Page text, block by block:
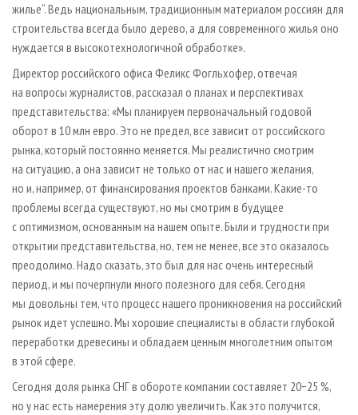
жилье“. Ведь национальным, традиционным материалом россиян для
строительства всегда было дерево, а для современного жилья оно
нуждается в высокотехнологичной обработке».
Директор российского офиса Феликс Фогльхофер, отвечая
на вопросы журналистов, рассказал о планах и перспективах
представительства: «Мы планируем первоначальный годовой
оборот в 10 млн евро. Это не предел, все зависит от российского
рынка, который постоянно меняется. Мы реалистично смотрим
на ситуацию, а она зависит не только от нас и нашего желания,
но и, например, от финансирования проектов банками. Какие-то
проблемы всегда существуют, но мы смотрим в будущее
с оптимизмом, основанным на нашем опыте. Были и трудности при
открытии представительства, но, тем не менее, все это оказалось
преодолимо. Надо сказать, это был для нас очень интересный
период, и мы почерпнули много полезного для себя. Сегодня
мы довольны тем, что процесс нашего проникновения на российский
рынок идет успешно. Мы хорошие специалисты в области глубокой
переработки древесины и обладаем ценным многолетним опытом
в этой сфере.
Сегодня доля рынка СНГ в обороте компании составляет 20−25 %,
но у нас есть намерения эту долю увеличить. Как это получится,